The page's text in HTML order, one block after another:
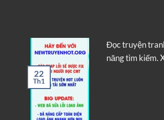
22
Th1
Đọc truyện
năng tìm kiếm.